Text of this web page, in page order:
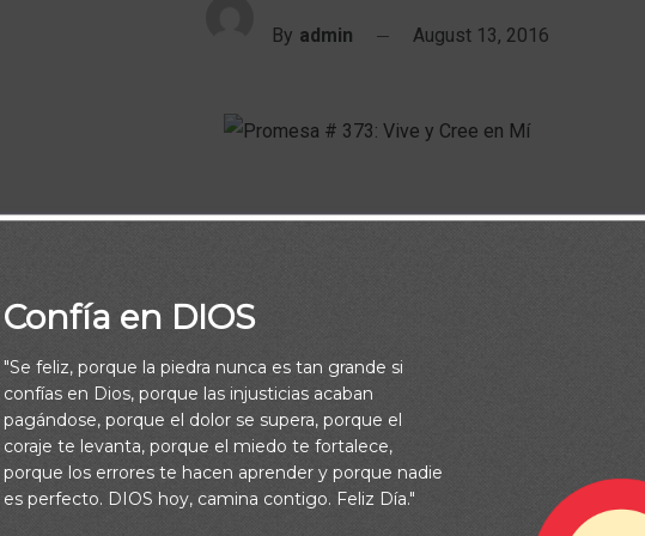
By admin August 13, 2016
“Le dijo Jesús: Yo soy la resurrección y la vida; el que cree en mí, aunque esté
Y todo aquel que vive y cree en mí, no morirá eternamente. ¿Crees esto?”
Confía en DIOS
"Se feliz, porque la piedra nunca es tan grande si
confías en Dios, porque las injusticias acaban
pagándose, porque el dolor se supera, porque el
coraje te levanta, porque el miedo te fortalece,
porque los errores te hacen aprender y porque nadie
es perfecto. DIOS hoy, camina contigo. Feliz Día."